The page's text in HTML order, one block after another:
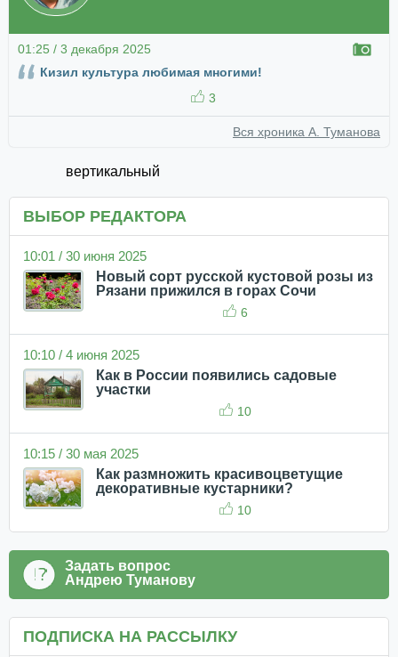
01:25 / 3 декабря 2025
Кизил культура любимая многими!
3
Вся хроника А. Туманова
вертикальный
ВЫБОР РЕДАКТОРА
10:01 / 30 июня 2025
Новый сорт русской кустовой розы из
Рязани прижился в горах Сочи
6
10:10 / 4 июня 2025
Как в России появились садовые
участки
10
10:15 / 30 мая 2025
Как размножить красивоцветущие
декоративные кустарники?
10
Задать вопрос
Андрею Туманову
ПОДПИСКА НА РАССЫЛКУ